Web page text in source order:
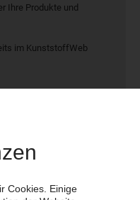
Ihre Produkte und
im KunststoffWeb